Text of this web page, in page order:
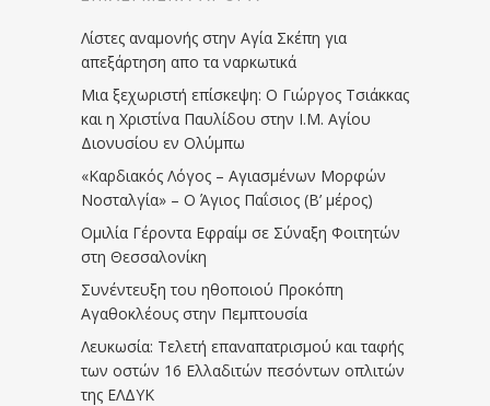
Λίστες αναμονής στην Αγία Σκέπη για
απεξάρτηση απο τα ναρκωτικά
Μια ξεχωριστή επίσκεψη: Ο Γιώργος Τσιάκκας
και η Χριστίνα Παυλίδου στην Ι.Μ. Αγίου
Διονυσίου εν Ολύμπω
«Καρδιακός Λόγος – Αγιασμένων Μορφών
Νοσταλγία» – Ο Άγιος Παΐσιος (Β’ μέρος)
Ομιλία Γέροντα Εφραίμ σε Σύναξη Φοιτητών
στη Θεσσαλονίκη
Συνέντευξη του ηθοποιού Προκόπη
Αγαθοκλέους στην Πεμπτουσία
Λευκωσία: Τελετή επαναπατρισμού και ταφής
των οστών 16 Ελλαδιτών πεσόντων οπλιτών
της ΕΛΔΥΚ